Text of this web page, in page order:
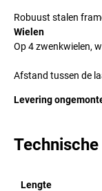
Robuust stalen
Wielen
Op 4 zwenkwielen,
Afstand tussen de
Levering
Lengte